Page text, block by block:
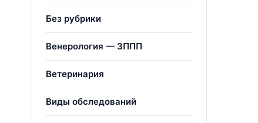
Без рубрики
Венерология — ЗППП
Ветеринария
Виды обследований